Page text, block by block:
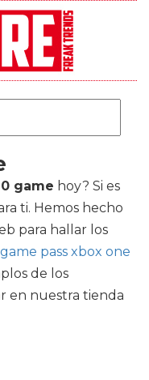
game hoy? Si es
ti. Hemos hecho
para hallar los
pass xbox one
de los
en nuestra tienda